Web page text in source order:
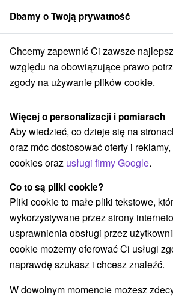
członek grupySorger
Specjalne oferty na Słowacji Pobyty z
Pobyty z rabatem
Kategorie
Wszystkie kategorie
Pobyty z
Wellness pobyty(7) Wyjazdy
Romantyczne wypady
Wakacje rodzinne(1)
Wybierz lokalizację lub datę
Najlepiej sprzedające
Dbamy o Twoją prywatność
Chcemy zapewnić Ci zawsze
względu na obowiązujące prawo
zgody na używanie plików cookie.
Więcej o personalizacji i pomiarach
Aby wiedzieć, co dzieje się na
oraz móc dostosować oferty i
cookies oraz usługi firmy Google.
Co to są pliki cookie?
Pliki cookie to małe pliki tekstowe,
wykorzystywane przez strony
usprawnienia obsługi przez
cookie możemy oferować Ci usługi
naprawdę szukasz i chcesz znaleźć.
W dowolnym momencie możesz